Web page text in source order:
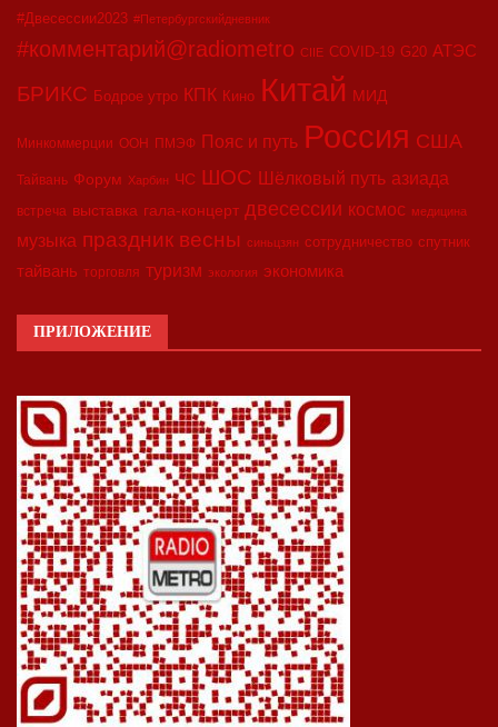
#Двесессии2023 #Петербургскийдневник
#комментарий@radiometro CIIE COVID-19 G20 АТЭС
БРИКС Бодрое утро КПК Кино Китай МИД
Минкоммерции ООН ПМЭФ Пояс и путь Россия США
Тайвань Форум Харбин ЧС ШОС Шёлковый путь азиада
встреча выставка гала-концерт двесессии космос медицина
музыка праздник весны синьцзян сотрудничество спутник
тайвань торговля туризм экология экономика
ПРИЛОЖЕНИЕ